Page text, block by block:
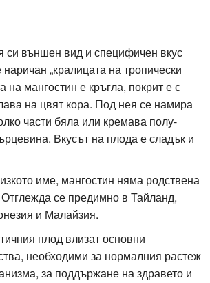
си външен вид и специфичен вкус
„кралицата на тропически
на мангостин е кръгла, покрит е с
на цвят кора. Под нея се намира
части бяла или кремава полу-
Вкусът на плода е сладък и
име, мангостин няма родствена
Отглежда се предимно в Тайланд,
и Малайзия.
плод влизат основни
необходими за нормалния растеж
за поддържане на здравето и